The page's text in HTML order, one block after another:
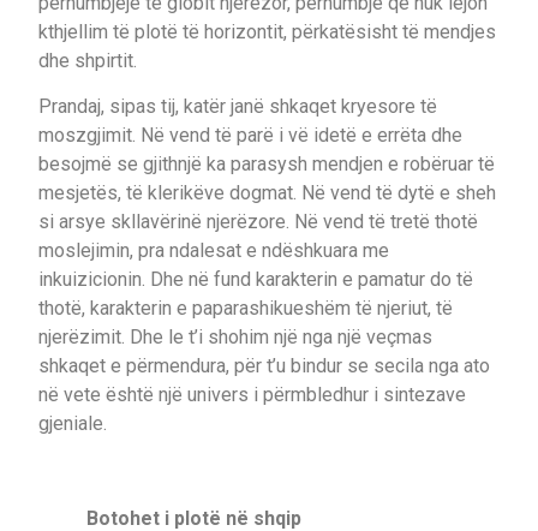
kthjellim të plotë të horizontit, përkatësisht të mendjes
dhe shpirtit.
Prandaj, sipas tij, katër janë shkaqet kryesore të
moszgjimit. Në vend të parë i vë idetë e errëta dhe
besojmë se gjithnjë ka parasysh mendjen e robëruar të
mesjetës, të klerikëve dogmat. Në vend të dytë e sheh
si arsye skllavërinë njerëzore. Në vend të tretë thotë
moslejimin, pra ndalesat e ndëshkuara me
inkuizicionin. Dhe në fund karakterin e pamatur do të
thotë, karakterin e paparashikueshëm të njeriut, të
njerëzimit. Dhe le t’i shohim një nga një veçmas
shkaqet e përmendura, për t’u bindur se secila nga ato
në vete është një univers i përmbledhur i sintezave
gjeniale.
Botohet i plotë në shqip